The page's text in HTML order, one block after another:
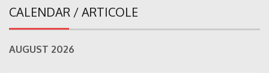
CALENDAR / ARTICOLE
AUGUST 2026